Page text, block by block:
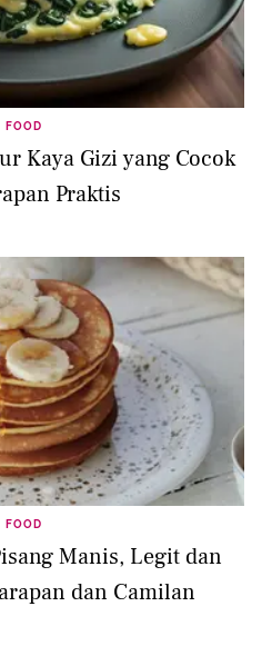
FOOD
Kaya Gizi yang Cocok
Praktis
FOOD
Manis, Legit dan
dan Camilan